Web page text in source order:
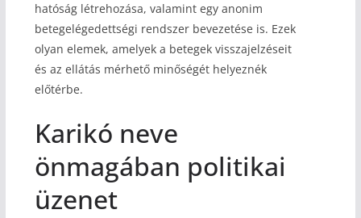
hatóság létrehozása, valamint egy anonim
betegelégedettségi rendszer bevezetése is. Ezek
olyan elemek, amelyek a betegek visszajelzéseit
és az ellátás mérhető minőségét helyeznék
előtérbe.
Karikó neve
önmagában politikai
üzenet